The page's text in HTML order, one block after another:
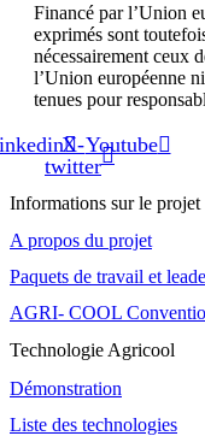
Financé par l’Union
exprimés sont
nécessairement ceux
l’Union européenne
tenues pour
X-
twitter
Youtube
Informations sur le projet
A propos du projet
Paquets de travail et
AGRI- COOL
Technologie Agricool
Démonstration
Liste des technologies